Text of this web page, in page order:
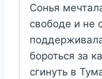
Сонья
свободе и не
бороться за
сгинуть в